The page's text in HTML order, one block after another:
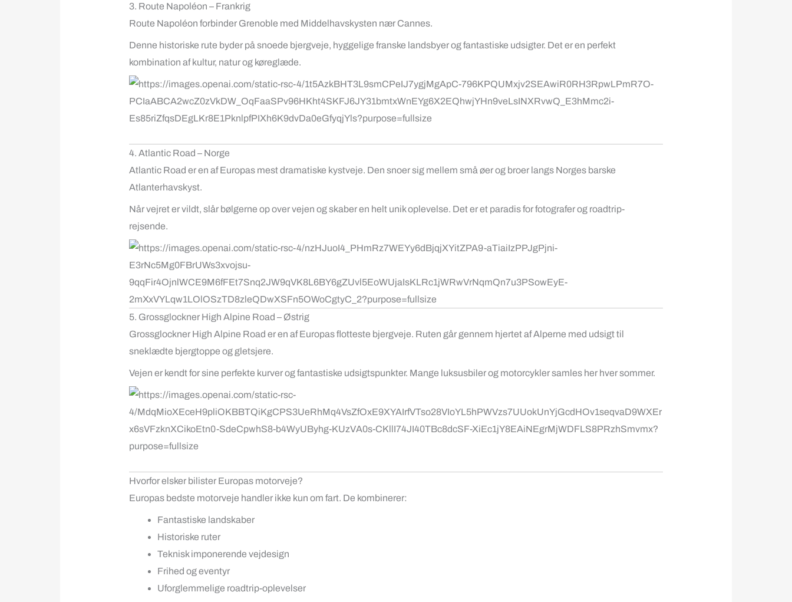
3. Route Napoléon – Frankrig
Route Napoléon forbinder Grenoble med Middelhavskysten nær Cannes.
Denne historiske rute byder på snoede bjergveje, hyggelige franske landsbyer og fantastiske udsigter. Det er en perfekt
kombination af kultur, natur og køreglæde.
4. Atlantic Road – Norge
Atlantic Road er en af Europas mest dramatiske kystveje. Den snoer sig mellem små øer og broer langs Norges barske
Atlanterhavskyst.
Når vejret er vildt, slår bølgerne op over vejen og skaber en helt unik oplevelse. Det er et paradis for fotografer og roadtrip-
rejsende.
5. Grossglockner High Alpine Road – Østrig
Grossglockner High Alpine Road er en af Europas flotteste bjergveje. Ruten går gennem hjertet af Alperne med udsigt til
sneklædte bjergtoppe og gletsjere.
Vejen er kendt for sine perfekte kurver og fantastiske udsigtspunkter. Mange luksusbiler og motorcykler samles her hver sommer.
Hvorfor elsker bilister Europas motorveje?
Europas bedste motorveje handler ikke kun om fart. De kombinerer:
Fantastiske landskaber
Historiske ruter
Teknisk imponerende vejdesign
Frihed og eventyr
Uforglemmelige roadtrip-oplevelser